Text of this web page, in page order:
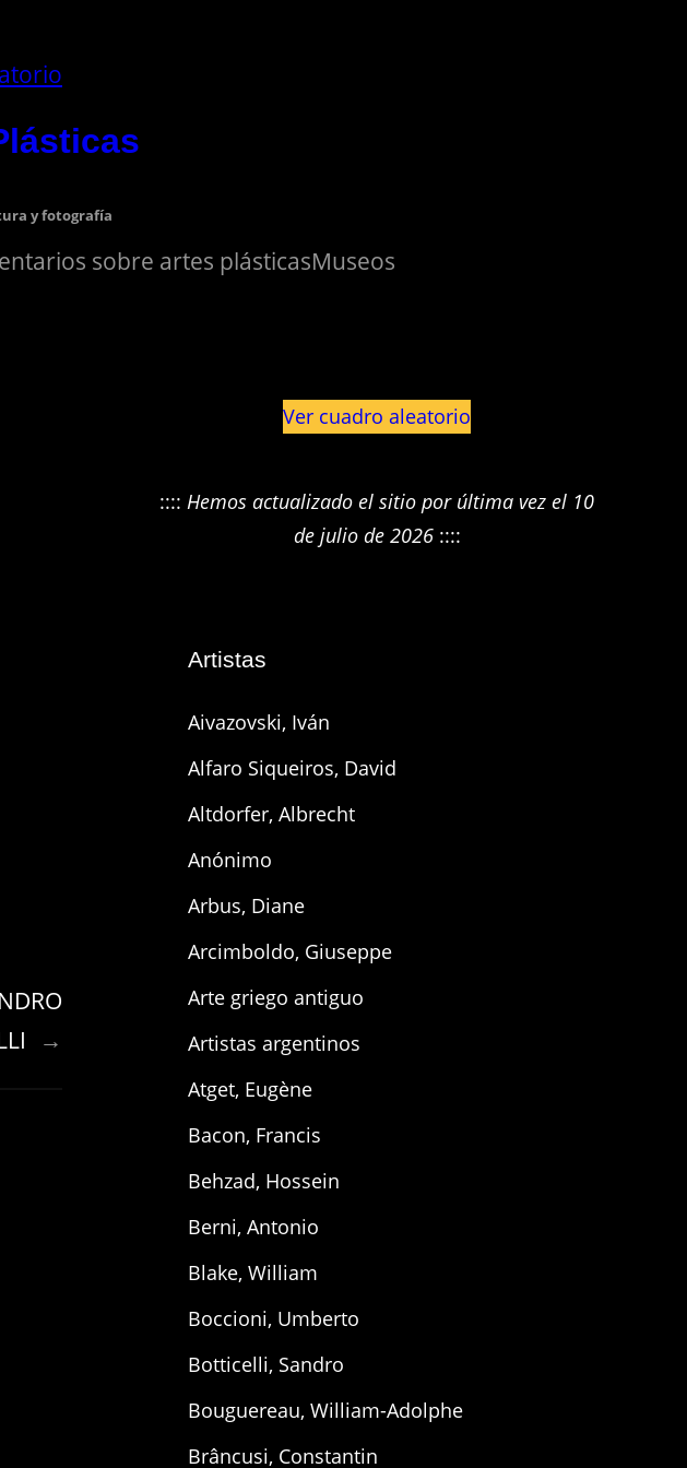
y fotografía
sobre artes plásticasMuseos
→
Ver cuadro aleatorio
::::Hemos actualizado el sitio por última vez el 10
de julio de 2026::::
Artistas
Aivazovski, Iván
Alfaro Siqueiros, David
Altdorfer, Albrecht
Anónimo
Arbus, Diane
Arcimboldo, Giuseppe
Arte griego antiguo
Artistas argentinos
Atget, Eugène
Bacon, Francis
Behzad, Hossein
Berni, Antonio
Blake, William
Boccioni, Umberto
Botticelli, Sandro
Bouguereau, William-Adolphe
Brâncusi, Constantin